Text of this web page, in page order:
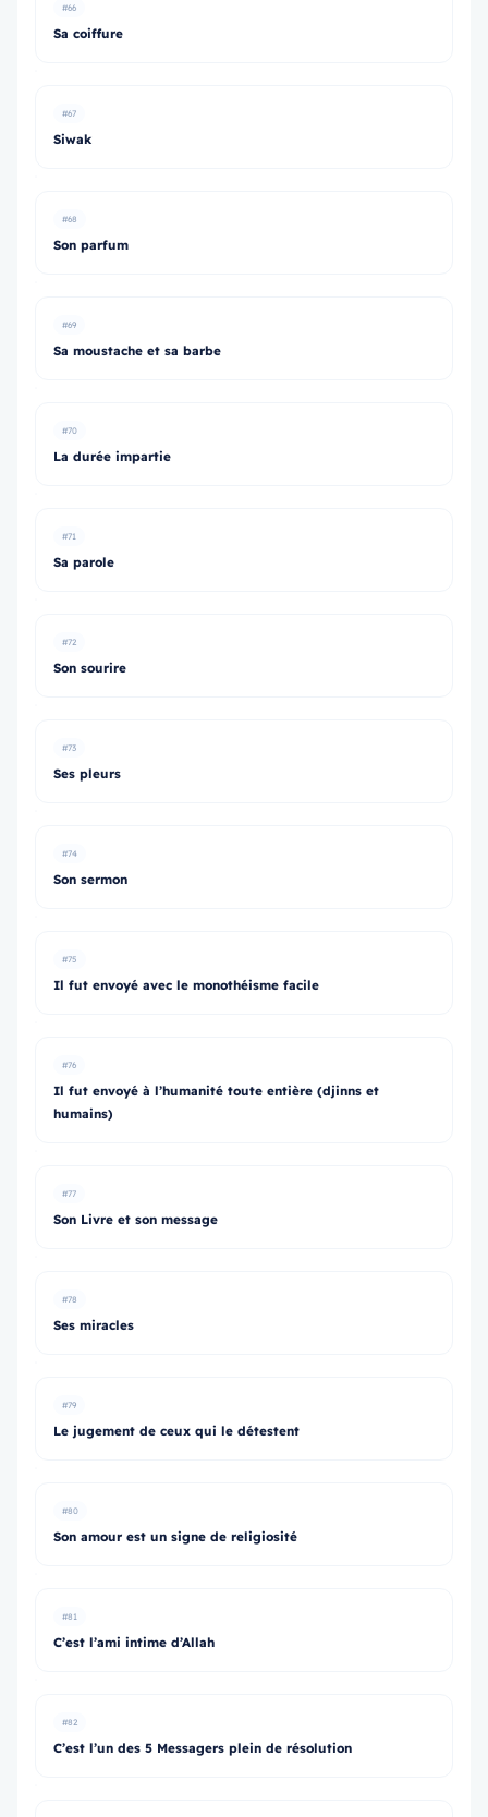
#66
Sa coiffure
#67
Siwak
#68
Son parfum
#69
Sa moustache et sa barbe
#70
La durée impartie
#71
Sa parole
#72
Son sourire
#73
Ses pleurs
#74
Son sermon
#75
Il fut envoyé avec le monothéisme facile
#76
Il fut envoyé à l’humanité toute entière (djinns et
humains)
#77
Son Livre et son message
#78
Ses miracles
#79
Le jugement de ceux qui le détestent
#80
Son amour est un signe de religiosité
#81
C’est l’ami intime d’Allah
#82
C’est l’un des 5 Messagers plein de résolution